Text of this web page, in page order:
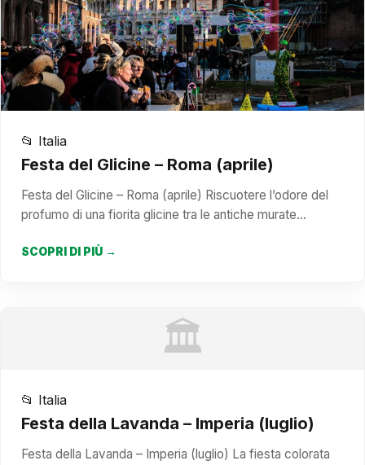
📂 Italia
Festa del Glicine – Roma (aprile)
Festa del Glicine – Roma (aprile) Riscuotere l’odore del
profumo di una fiorita glicine tra le antiche murate…
SCOPRI DI PIÙ →
🏛️
📂 Italia
Festa della Lavanda – Imperia (luglio)
Festa della Lavanda – Imperia (luglio) La fiesta colorata